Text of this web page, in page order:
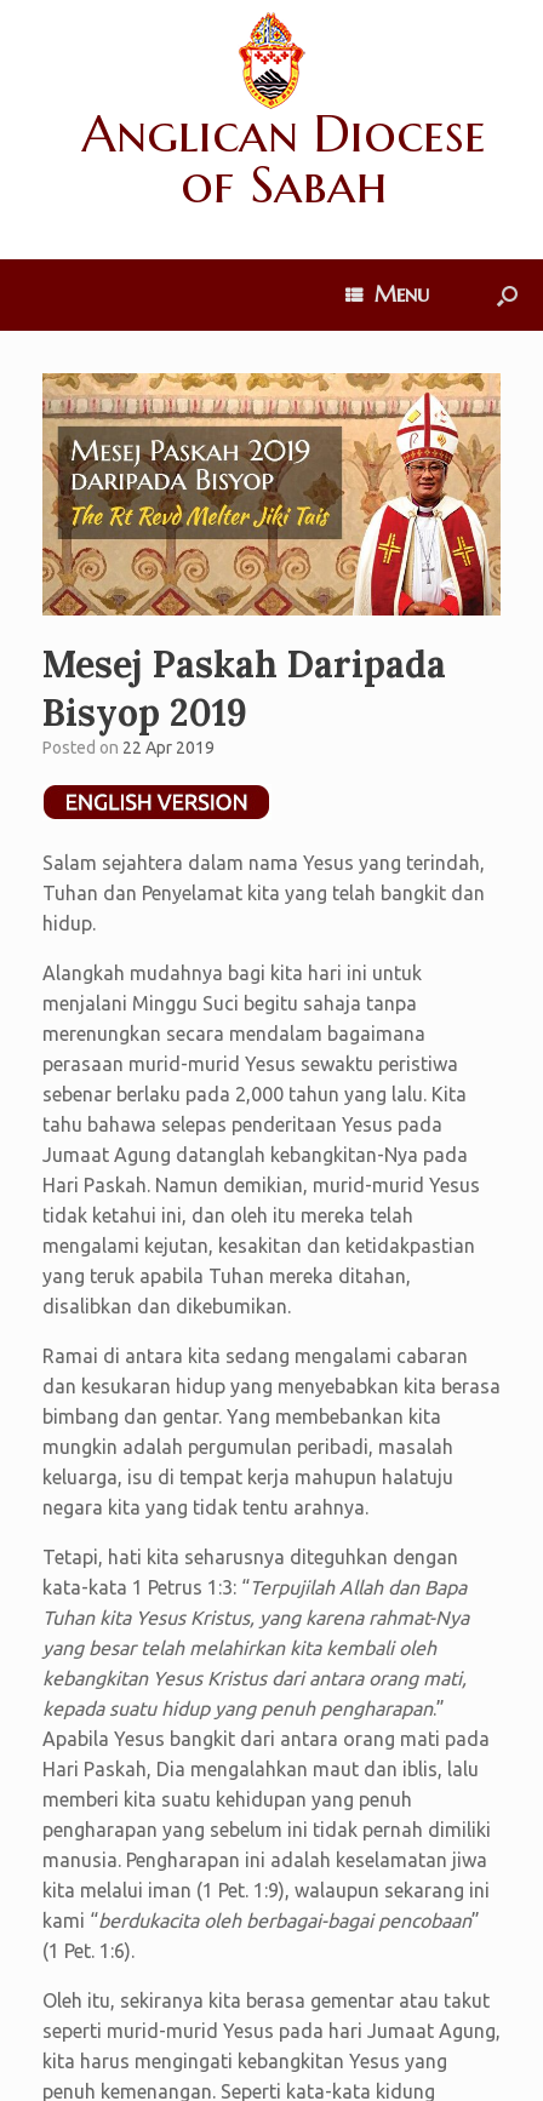
Anglican Diocese
of Sabah
Menu
Mesej Paskah Daripada
Bisyop 2019
Posted on 22 Apr 2019
Salam sejahtera dalam nama Yesus yang terindah,
Tuhan dan Penyelamat kita yang telah bangkit dan
hidup.
Alangkah mudahnya bagi kita hari ini untuk
menjalani Minggu Suci begitu sahaja tanpa
merenungkan secara mendalam bagaimana
perasaan murid-murid Yesus sewaktu peristiwa
sebenar berlaku pada 2,000 tahun yang lalu. Kita
tahu bahawa selepas penderitaan Yesus pada
Jumaat Agung datanglah kebangkitan-Nya pada
Hari Paskah. Namun demikian, murid-murid Yesus
tidak ketahui ini, dan oleh itu mereka telah
mengalami kejutan, kesakitan dan ketidakpastian
yang teruk apabila Tuhan mereka ditahan,
disalibkan dan dikebumikan.
Ramai di antara kita sedang mengalami cabaran
dan kesukaran hidup yang menyebabkan kita berasa
bimbang dan gentar. Yang membebankan kita
mungkin adalah pergumulan peribadi, masalah
keluarga, isu di tempat kerja mahupun halatuju
negara kita yang tidak tentu arahnya.
Tetapi, hati kita seharusnya diteguhkan dengan
kata-kata 1 Petrus 1:3: “Terpujilah Allah dan Bapa
Tuhan kita Yesus Kristus, yang karena rahmat-Nya
yang besar telah melahirkan kita kembali oleh
kebangkitan Yesus Kristus dari antara orang mati,
kepada suatu hidup yang penuh pengharapan.”
Apabila Yesus bangkit dari antara orang mati pada
Hari Paskah, Dia mengalahkan maut dan iblis, lalu
memberi kita suatu kehidupan yang penuh
pengharapan yang sebelum ini tidak pernah dimiliki
manusia. Pengharapan ini adalah keselamatan jiwa
kita melalui iman (1 Pet. 1:9), walaupun sekarang ini
kami “berdukacita oleh berbagai-bagai pencobaan”
(1 Pet. 1:6).
Oleh itu, sekiranya kita berasa gementar atau takut
seperti murid-murid Yesus pada hari Jumaat Agung,
kita harus mengingati kebangkitan Yesus yang
penuh kemenangan. Seperti kata-kata kidung